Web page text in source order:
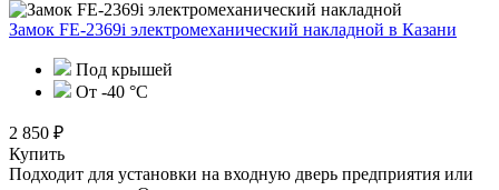
Замок FE-2369i электромеханический накладной в Казани
Под крышей
От -40 °C
2 850 ₽
Купить
Подходит для установки на входную дверь предприятия или